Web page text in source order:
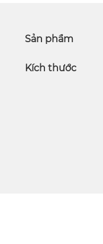
Sản phẩm
Kích thước